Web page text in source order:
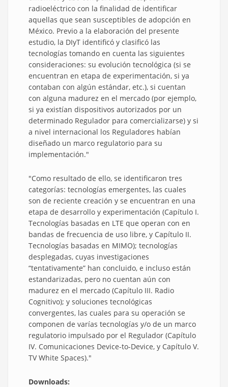
radioeléctrico con la finalidad de identificar
aquellas que sean susceptibles de adopción en
México. Previo a la elaboración del presente
estudio, la DIyT identificó y clasificó las
tecnologías tomando en cuenta las siguientes
consideraciones: su evolución tecnológica (si se
encuentran en etapa de experimentación, si ya
contaban con algún estándar, etc.), si cuentan
con alguna madurez en el mercado (por ejemplo,
si ya existían dispositivos autorizados por un
determinado Regulador para comercializarse) y si
a nivel internacional los Reguladores habían
diseñado un marco regulatorio para su
implementación."
"Como resultado de ello, se identificaron tres
categorías: tecnologías emergentes, las cuales
son de reciente creación y se encuentran en una
etapa de desarrollo y experimentación (Capítulo I.
Tecnologías basadas en LTE que operan con en
bandas de frecuencia de uso libre, y Capítulo II.
Tecnologías basadas en MIMO); tecnologías
desplegadas, cuyas investigaciones
“tentativamente” han concluido, e incluso están
estandarizadas, pero no cuentan aún con
madurez en el mercado (Capítulo III. Radio
Cognitivo); y soluciones tecnológicas
convergentes, las cuales para su operación se
componen de varías tecnologías y/o de un marco
regulatorio impulsado por el Regulador (Capítulo
IV. Comunicaciones Device-to-Device, y Capítulo V.
TV White Spaces)."
Downloads: